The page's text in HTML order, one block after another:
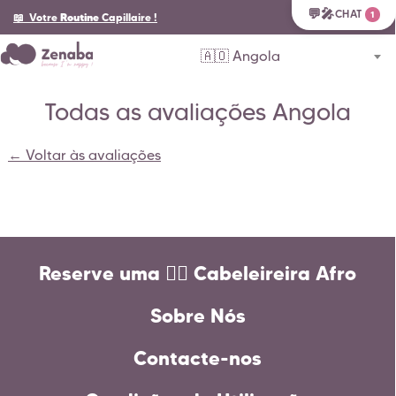
📖 Votre Routine Capillaire !
🇦🇴 Angola
Todas as avaliações Angola
← Voltar às avaliações
💬🎤CHAT 1
Reserve uma 💇‍♀️ Cabeleireira Afro
Sobre Nós
Contacte-nos